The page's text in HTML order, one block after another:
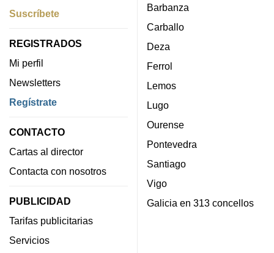
Suscríbete
REGISTRADOS
Mi perfil
Newsletters
Regístrate
CONTACTO
Cartas al director
Contacta con nosotros
PUBLICIDAD
Tarifas publicitarias
Servicios
Barbanza
Carballo
Deza
Ferrol
Lemos
Lugo
Ourense
Pontevedra
Santiago
Vigo
Galicia en 313 concellos